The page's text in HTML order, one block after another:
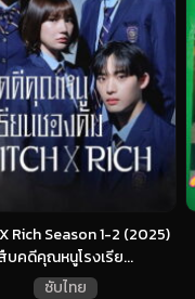
Rich Season 1-2 (2025)
บคดีคุณหนูโรงเรีย...
ซับไทย